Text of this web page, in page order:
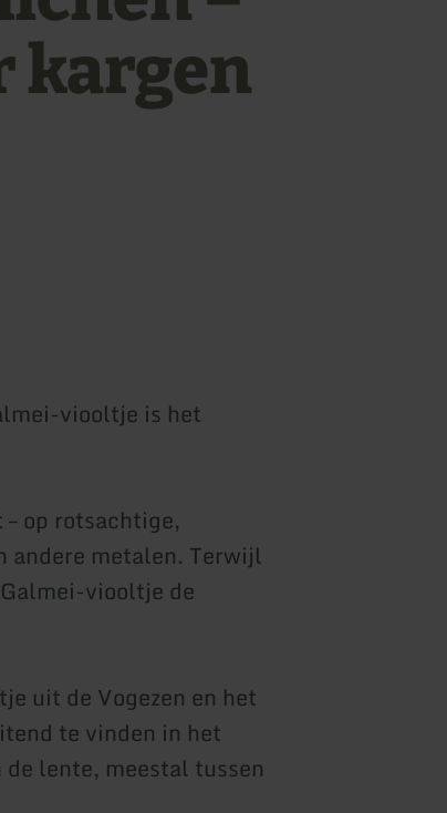
kargen
viooltje is het
op rotsachtige,
andere metalen. Terwijl
viooltje de
uit de Vogezen en het
te vinden in het
lente, meestal tussen